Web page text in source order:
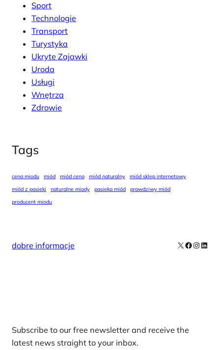
Sport
Technologie
Transport
Turystyka
Ukryte Zajawki
Uroda
Usługi
Wnętrza
Zdrowie
Tags
cena miodu miód miód cena miód naturalny
miód sklep internetowy
miód z pasieki
naturalne miody pasieka miód
prawdziwy miód
producent miodu
dobre informacje X Facebook
Subscribe to our free newsletter and receive the
latest news straight to your inbox.